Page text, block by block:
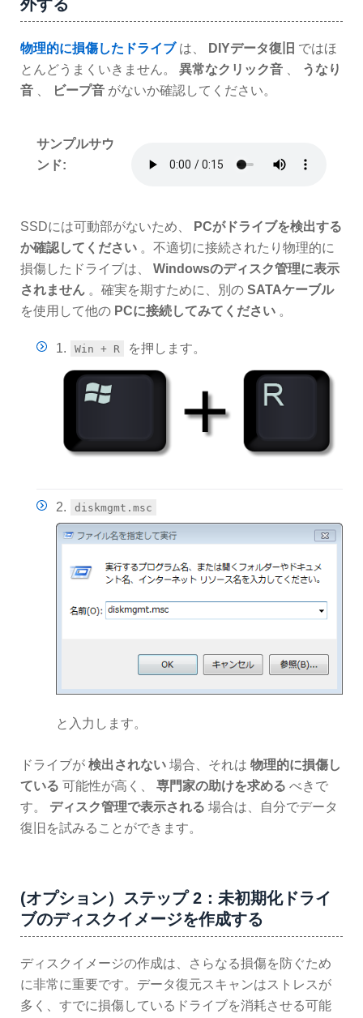
外する
物理的に損傷したドライブ は、 DIYデータ復旧 ではほ
とんどうまくいきません。 異常なクリック音
うなり
音
ビープ音 がないか確認してください。
サンプルサウ
ンド:
SSDには可動部がないため、
PCがドライブを検出する
か確認してください 。不適切に接続されたり物理的に
損傷したドライブは、 Windowsのディスク管理に表示
されません 。確実を期すために、別の SATAケーブル
を使用して他の PCに接続してみてください 。
1. Win + R を押します。
2. diskmgmt.msc
と入力します。
ドライブが 検出されない 場合、それは 物理的に損傷し
ている 可能性が高く、 専門家の助けを求める べきで
す。 ディスク管理で表示される 場合は、自分でデータ
復旧を試みることができます。
(オプション）ステップ 2：未初期化ドライ
ブのディスクイメージを作成する
ディスクイメージの作成は、さらなる損傷を防ぐため
に非常に重要です。データ復元スキャンはストレスが
多く、すでに損傷しているドライブを消耗させる可能